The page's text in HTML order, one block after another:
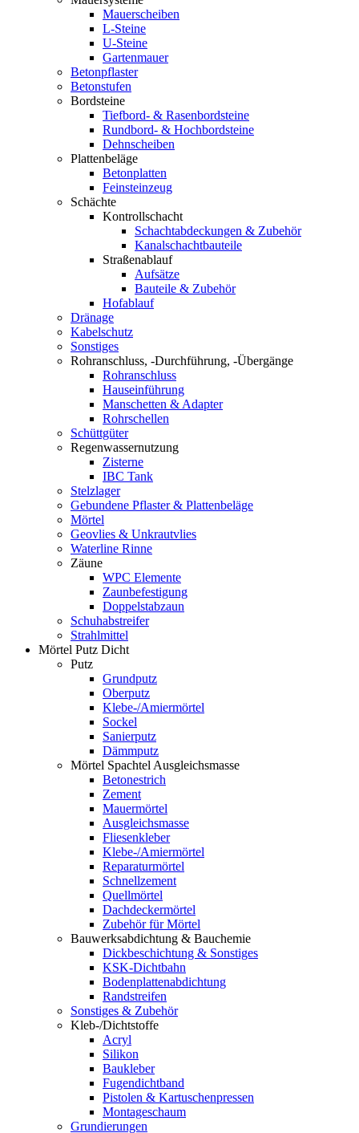
Mauerscheiben
L-Steine
U-Steine
Gartenmauer
Betonpflaster
Betonstufen
Bordsteine
Tiefbord- & Rasenbordsteine
Rundbord- & Hochbordsteine
Dehnscheiben
Plattenbeläge
Betonplatten
Feinsteinzeug
Schächte
Kontrollschacht
Schachtabdeckungen & Zubehör
Kanalschachtbauteile
Straßenablauf
Aufsätze
Bauteile & Zubehör
Hofablauf
Dränage
Kabelschutz
Sonstiges
Rohranschluss, -Durchführung, -Übergänge
Rohranschluss
Hauseinführung
Manschetten & Adapter
Rohrschellen
Schüttgüter
Regenwassernutzung
Zisterne
IBC Tank
Stelzlager
Gebundene Pflaster & Plattenbeläge
Mörtel
Geovlies & Unkrautvlies
Waterline Rinne
Zäune
WPC Elemente
Zaunbefestigung
Doppelstabzaun
Schuhabstreifer
Strahlmittel
Mörtel Putz Dicht
Putz
Grundputz
Oberputz
Klebe-/Amiermörtel
Sockel
Sanierputz
Dämmputz
Mörtel Spachtel Ausgleichsmasse
Betonestrich
Zement
Mauermörtel
Ausgleichsmasse
Fliesenkleber
Klebe-/Amiermörtel
Reparaturmörtel
Schnellzement
Quellmörtel
Dachdeckermörtel
Zubehör für Mörtel
Bauwerksabdichtung & Bauchemie
Dickbeschichtung & Sonstiges
KSK-Dichtbahn
Bodenplattenabdichtung
Randstreifen
Sonstiges & Zubehör
Kleb-/Dichtstoffe
Acryl
Silikon
Baukleber
Fugendichtband
Pistolen & Kartuschenpressen
Montageschaum
Grundierungen